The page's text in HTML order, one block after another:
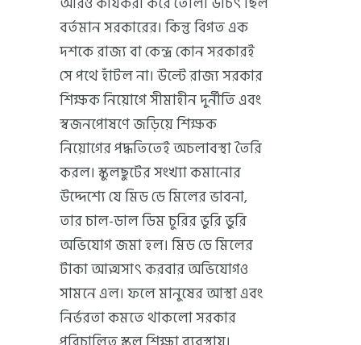
বর্তমান সরকারের। কিন্তু বিগত এক
দশকে রাজ্য বা কেন্দ্র কোন সরকারই
সে পথে হাঁটল না। উল্টে রাজ্য সরকার
শিক্ষক নিয়োগে সীমাহীন দুর্নীতি এবং
স্বজনপোষণে জড়িয়ে শিক্ষক
নিয়োগের পদ্ধতিতেই অচলাবস্থা তৈরি
করল। স্কুলছুটের সংখ্যা কমানোর
উদ্দেশ্যে যে মিড ডে মিলের ভাবনা,
তার চাল-ডাল ডিম চুরির ভুরি ভুরি
অভিযোগ জমা হল। মিড ডে মিলের
টাকা আত্মসাৎ করবার অভিযোগও
সামনে এল। ফলে মানুষের আস্থা এবং
নির্ভরতা কমতে থাকলো সরকার